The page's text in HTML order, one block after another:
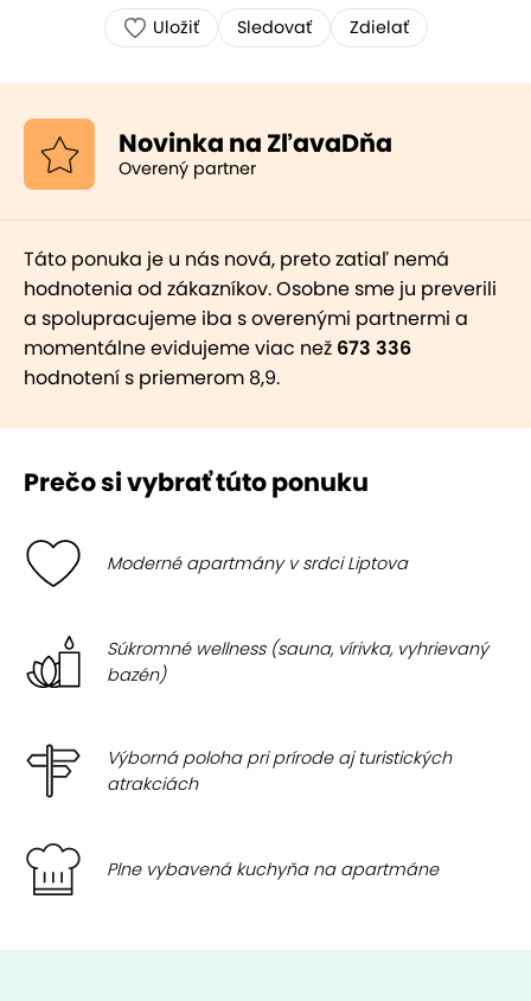
Uložiť Sledovať Zdielať
Novinka na ZľavaDňa
Overený partner
Táto ponuka je u nás nová, preto zatiaľ nemá
hodnotenia od zákazníkov. Osobne sme ju preverili
a spolupracujeme iba s overenými partnermi a
momentálne evidujeme viac než 673 336
hodnotení s priemerom 8,9.
Prečo si vybrať túto ponuku
Moderné apartmány v srdci Liptova
Súkromné wellness (sauna, vírivka, vyhrievaný
bazén)
Výborná poloha pri prírode aj turistických
atrakciách
Plne vybavená kuchyňa na apartmáne